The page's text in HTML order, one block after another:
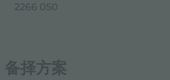
2266 050
备择方案